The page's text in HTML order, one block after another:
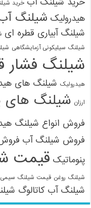
خرید
هیدرولیک شیلنگ
شیلنگ آبیاری قطره ای
شیلنگ سیلیکونی آزمایشگاهی
شیلنگ فشار
هیدرولیک شیلنگ های
ارزان شیلنگ های
فروش انواع شیلنگ
فروش شیلنگ آب
پنوماتیک قیمت
شیلنگ روغن قیمت شیلنگ سیمی
شیلنگ آب کاتالوگ